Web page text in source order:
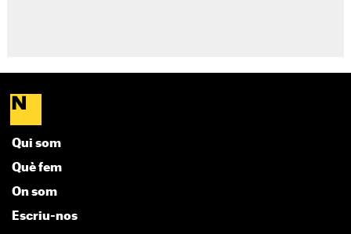
Qui som
Què fem
On som
Escriu-nos